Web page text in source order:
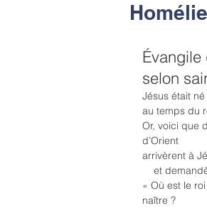
Évangile
selon
Jésus était
au temps du
Or, voici que
d’Orient
arrivèrent à
et
« Où est le
naître ?